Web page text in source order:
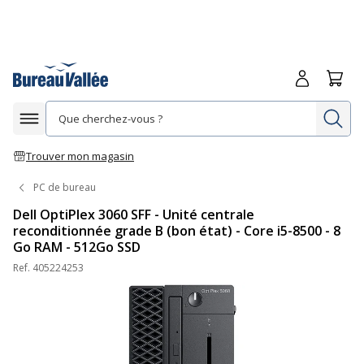
Afficher la navigation
Trouver mon magasin
Me
PC de bureau
Dell OptiPlex 3060 SFF - Unité centrale
reconditionnée grade B (bon état) - Core i5-8500 - 8
Go RAM - 512Go SSD
Ref. 405224253